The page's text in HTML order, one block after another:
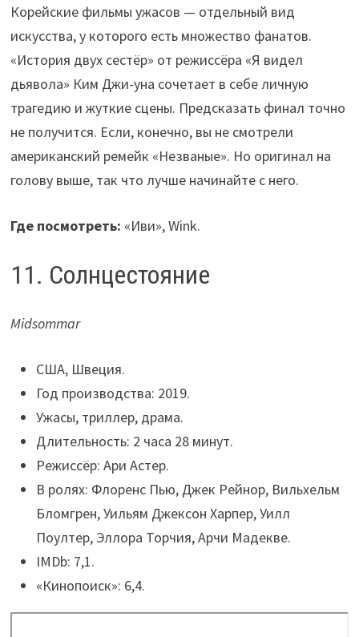
Корейские фильмы ужасов — отдельный вид
искусства, у которого есть множество фанатов.
«История двух сестёр» от режиссёра «Я видел
дьявола» Ким Джи-уна сочетает в себе личную
трагедию и жуткие сцены. Предсказать финал точно
не получится. Если, конечно, вы не смотрели
американский ремейк «Незваные». Но оригинал на
голову выше, так что лучше начинайте с него.
Где посмотреть: «Иви», Wink.
11. Солнцестояние
Midsommar
США, Швеция.
Год производства: 2019.
Ужасы, триллер, драма.
Длительность: 2 часа 28 минут.
Режиссёр: Ари Астер.
В ролях: Флоренс Пью, Джек Рейнор, Вильхельм
Бломгрен, Уильям Джексон Харпер, Уилл
Поултер, Эллора Торчия, Арчи Мадекве.
IMDb: 7,1.
«Кинопоиск»: 6,4.